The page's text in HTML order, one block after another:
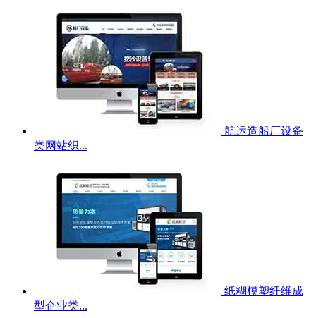
航运造船厂设备
类网站织...
纸糊模塑纤维成
型企业类...